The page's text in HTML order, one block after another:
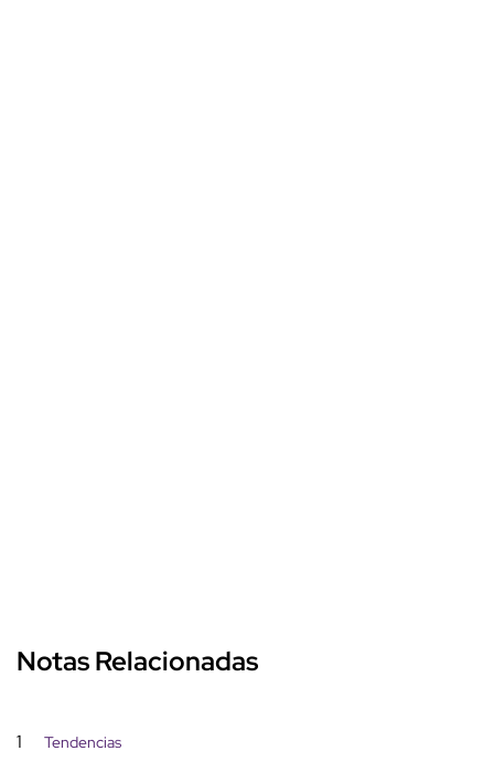
Notas Relacionadas
1 Tendencias